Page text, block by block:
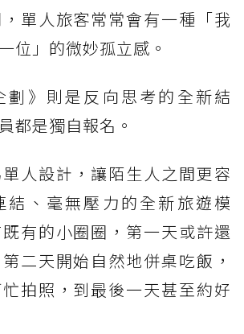
單人旅客常常會有一種「我
位」的微妙孤立感。
劃》則是反向思考的全新結
都是獨自報名。
人設計，讓陌生人之間更容
結、毫無壓力的全新旅遊模
有的小圈圈，第一天或許還
二天開始自然地併桌吃飯，
拍照，到最後一天甚至約好